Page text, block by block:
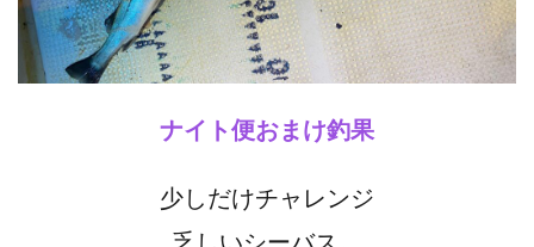
ナイト便おまけ釣果
少しだけチャレンジ
乏しいシーバス。